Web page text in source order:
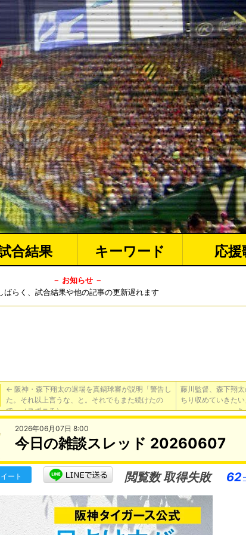
合結果 キーワード 応援
－ お知らせ －
ばらく、試合結果や他の記事の更新遅れます
← 阪神・森下翔太の退場を真鍋球審が説明「警告し
た。それ以上言うな、と。それでもまた続けたの
で」（スポニチ）
藤川監督、森下翔
ちり収めていきた
よ
2026年06月07日 8:00
今日の雑談スレッド 20260607
ート 閲覧数 取得失敗 62